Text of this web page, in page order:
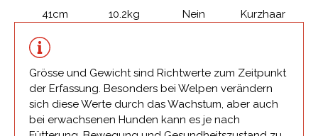
41cm 10.2kg Nein Kurzhaar
Grösse und Gewicht sind Richtwerte zum Zeitpunkt
der Erfassung. Besonders bei Welpen verändern
sich diese Werte durch das Wachstum, aber auch
bei erwachsenen Hunden kann es je nach